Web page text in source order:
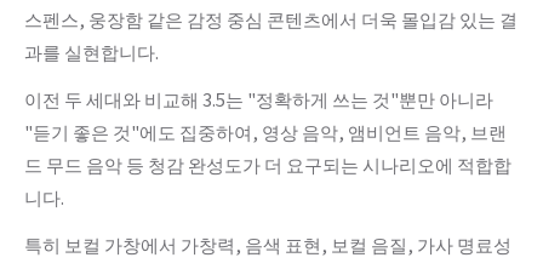
스펜스, 웅장함 같은 감정 중심 콘텐츠에서 더욱 몰입감 있는 결
과를 실현합니다.
이전 두 세대와 비교해 3.5는 "정확하게 쓰는 것"뿐만 아니라
"듣기 좋은 것"에도 집중하여, 영상 음악, 앰비언트 음악, 브랜
드 무드 음악 등 청감 완성도가 더 요구되는 시나리오에 적합합
니다.
특히 보컬 가창에서 가창력, 음색 표현, 보컬 음질, 가사 명료성